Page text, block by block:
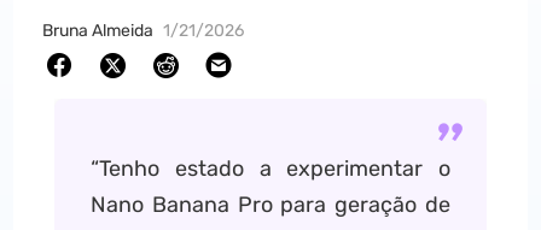
Bruna Almeida 1/21/2026
“Tenho estado a experimentar o
Nano Banana Pro para geração de